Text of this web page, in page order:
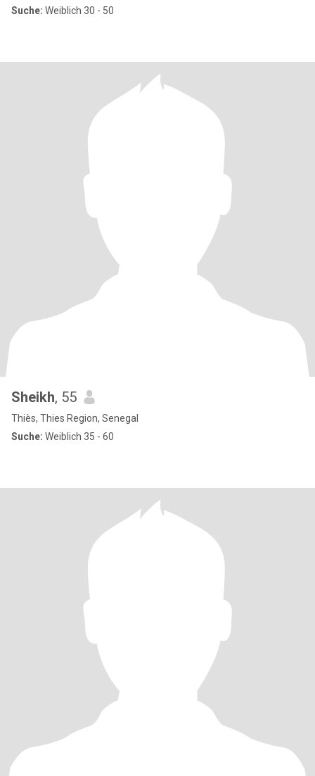
Suche: Weiblich 30 - 50
Sheikh, 55
Thiès, Thies Region, Senegal
Suche: Weiblich 35 - 60